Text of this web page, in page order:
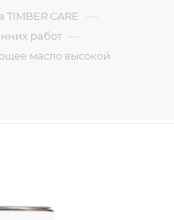
TIMBER CARE —
работ —
масло высокой